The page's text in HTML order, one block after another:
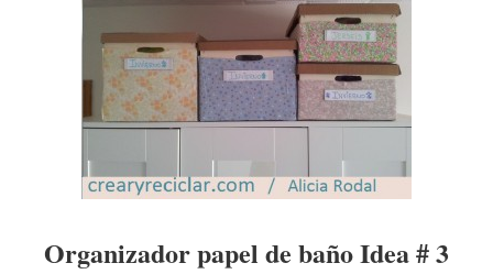
Organizador papel de bañoIdea # 3